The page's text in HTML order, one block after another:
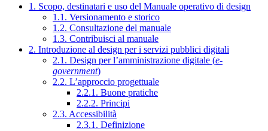
1. Scopo, destinatari e uso del Manuale operativo di design
1.1. Versionamento e storico
1.2. Consultazione del manuale
1.3. Contribuisci al manuale
2. Introduzione al design per i servizi pubblici digitali
2.1. Design per l’amministrazione digitale (e-
government)
2.2. L’approccio progettuale
2.2.1. Buone pratiche
2.2.2. Principi
2.3. Accessibilità
2.3.1. Definizione